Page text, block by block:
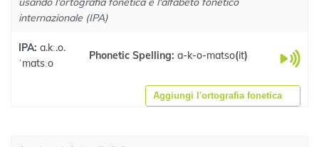
internazionale (IPA)
IPA: a.kː.o.
ˈmatsːo
Phonetic Spelling: a-k-o-matso(it)
Aggiungi l'ortografia fonetica